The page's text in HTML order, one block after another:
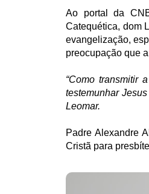
Ao portal da
Catequética, dom
evangelização,
preocupação que
“Como transmitir
testemunhar
Leomar.
Padre Alexandre
Cristã para